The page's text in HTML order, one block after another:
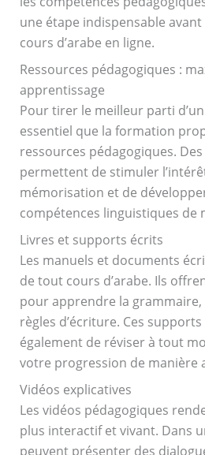
une étape indispensable
cours d’arabe en ligne.
Ressources pédagogiques :
apprentissage
Pour tirer le meilleur parti
essentiel que la formation
ressources pédagogiques.
permettent de stimuler
mémorisation et de
compétences linguistiques de
Livres et supports écrits
Les manuels et documents
de tout cours d’arabe. Ils
pour apprendre la grammaire,
règles d’écriture. Ces
également de réviser à tout
votre progression de manière
Vidéos explicatives
Les vidéos pédagogiques
plus interactif et vivant. Dans
peuvent présenter des